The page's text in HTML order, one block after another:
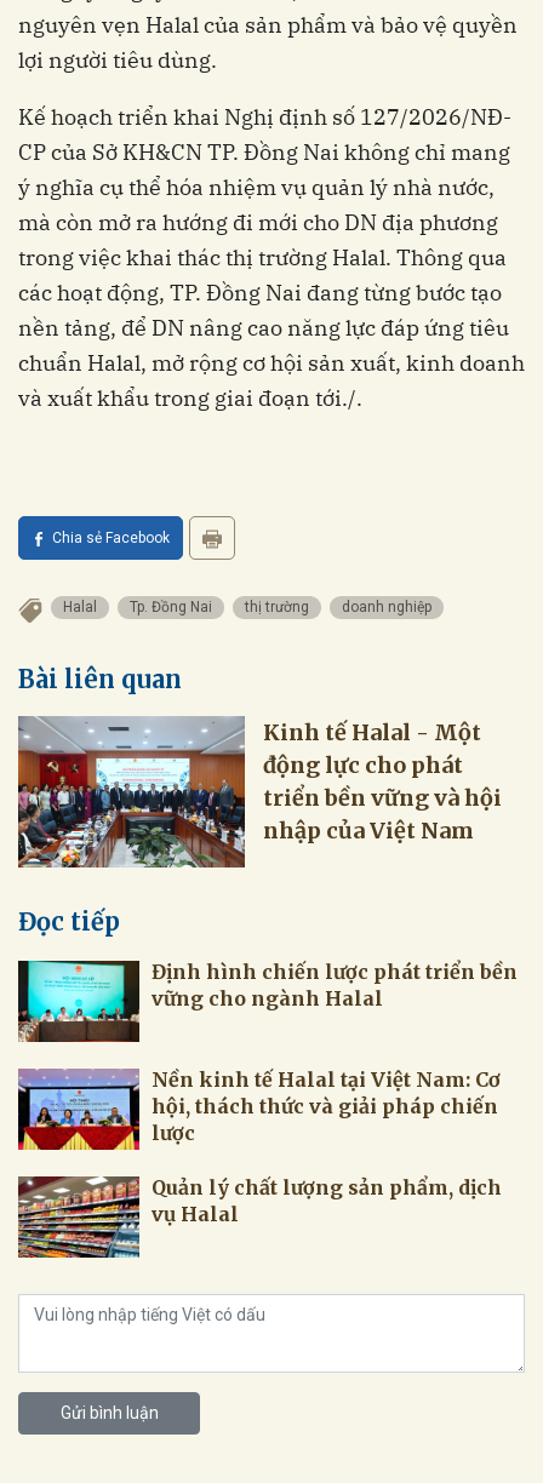
nguyên vẹn Halal của sản phẩm và bảo vệ quyền
lợi người tiêu dùng.
Kế hoạch triển khai Nghị định số 127/2026/NĐ-
CP của Sở KH&CN TP. Đồng Nai không chỉ mang
ý nghĩa cụ thể hóa nhiệm vụ quản lý nhà nước,
mà còn mở ra hướng đi mới cho DN địa phương
trong việc khai thác thị trường Halal. Thông qua
các hoạt động, TP. Đồng Nai đang từng bước tạo
nền tảng, để DN nâng cao năng lực đáp ứng tiêu
chuẩn Halal, mở rộng cơ hội sản xuất, kinh doanh
và xuất khẩu trong giai đoạn tới./.
Chia sẻ Facebook
Halal Tp. Đồng Nai thị trường doanh nghiệp
Bài liên quan
Kinh tế Halal - Một
động lực cho phát
triển bền vững và hội
nhập của Việt Nam
Đọc tiếp
Định hình chiến lược phát triển bền
vững cho ngành Halal
Nền kinh tế Halal tại Việt Nam: Cơ
hội, thách thức và giải pháp chiến
lược
Quản lý chất lượng sản phẩm, dịch
vụ Halal
Gửi bình luận